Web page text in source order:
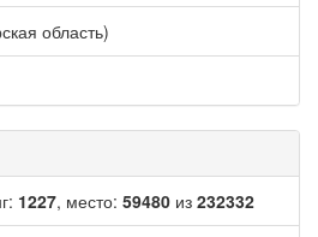
область)
1227, место: 59480 из 232332